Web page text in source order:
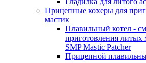
Прицепные кохеры для
мастик
Плавильный котел -
приготовления литых
SMP Mastic Patcher
Прицепной